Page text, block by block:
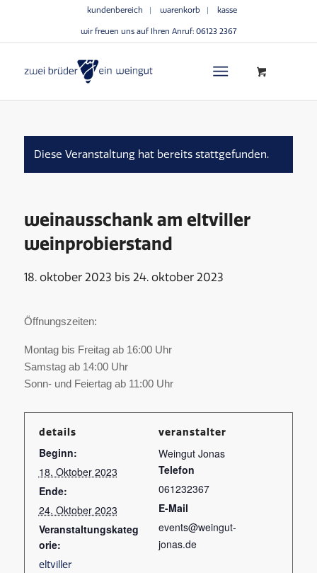
kundenbereich warenkorb kasse
wir freuen uns auf Ihren Anruf: 06123 2367
Diese Veranstaltung hat bereits stattgefunden.
weinausschank am eltviller
weinprobierstand
18. oktober 2023 bis 24. oktober 2023
Öffnungszeiten:
Montag bis Freitag ab 16:00 Uhr
Samstag ab 14:00 Uhr
Sonn- und Feiertag ab 11:00 Uhr
details
Beginn:
18. Oktober 2023
Ende:
24. Oktober 2023
Veranstaltungskateg
orie:
eltviller
veranstalter
Weingut Jonas
Telefon
061232367
E-Mail
events@weingut-
jonas.de